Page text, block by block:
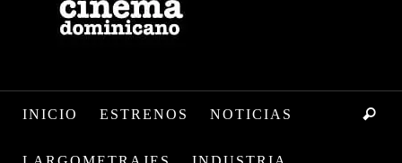
INICIO ESTRENOS NOTICIAS